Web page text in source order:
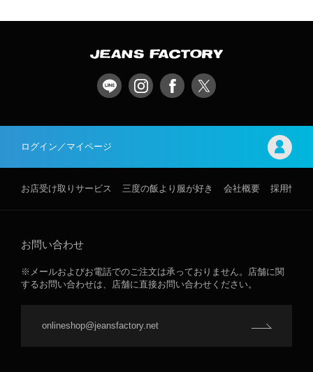
ログイン／マイページ
お店受け取りサービス 三度の飯より服が好き 会社概要 採用情報
お問い合わせ
※メールおよびお電話でのご注文は承っておりません。店舗に関
するお問い合わせは、店舗に直接お問い合わせください。
onlineshop@jeansfactory.net